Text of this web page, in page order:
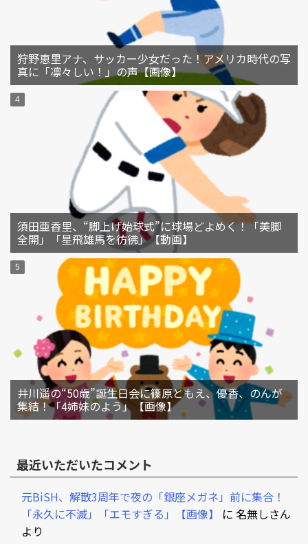
狩野恵里アナ、サッカー少女だった！アメリカ時代の写
真に「凛々しい！」の声【画像】
須田亜香里、“脚上げ始球式”に球場どよめく！「美脚
全開」「星飛雄馬を彷彿」【動画】
井川遥の“50歳”誕生日会に篠原ともえ、優香、のんが
集結！「4姉妹のよう」【画像】
最近いただいたコメント
元BiSH、解散3周年で夜の「銀座メガネ」前に集合！
「永久に不滅」「エモすぎる」【画像】
に 名無しさん
より